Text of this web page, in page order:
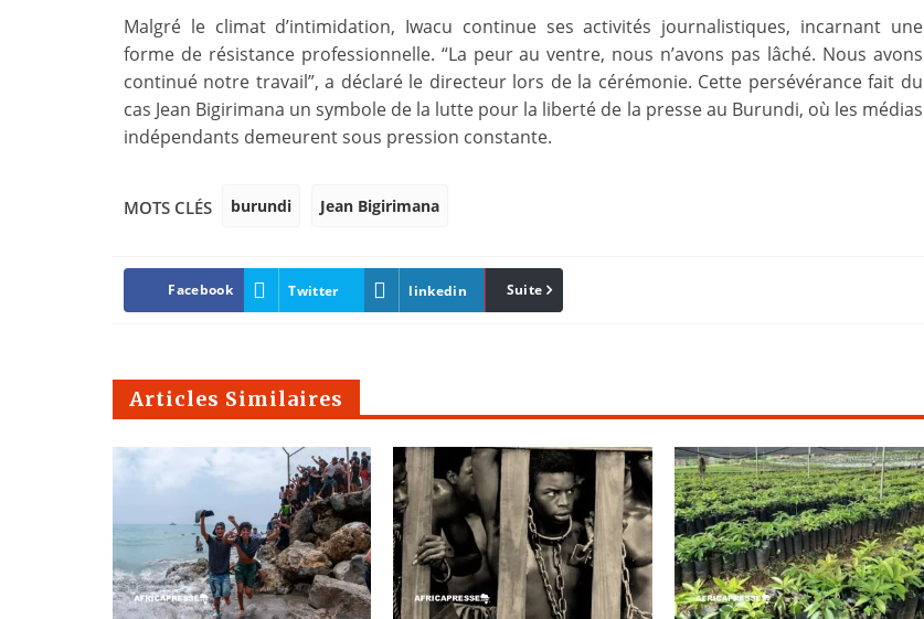
Malgré le climat d’intimidation, Iwacu continue ses activités journalistiques, incarnant une
forme de résistance professionnelle. “La peur au ventre, nous n’avons pas lâché. Nous avons
continué notre travail”, a déclaré le directeur lors de la cérémonie. Cette persévérance fait du
cas Jean Bigirimana un symbole de la lutte pour la liberté de la presse au Burundi, où les médias
indépendants demeurent sous pression constante.
MOTS CLÉS burundi Jean Bigirimana
Facebook Twitter linkedin Pinterest
Suite
Articles Similaires